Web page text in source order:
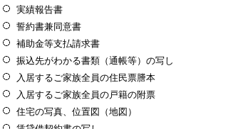
実績報告書
誓約書兼同意書
補助金等支払請求書
振込先がわかる書類（通帳等）の写し
入居するご家族全員の住民票謄本
入居するご家族全員の戸籍の附票
住宅の写真、位置図（地図）